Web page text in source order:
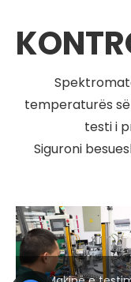
temperaturës
testi i
Siguroni